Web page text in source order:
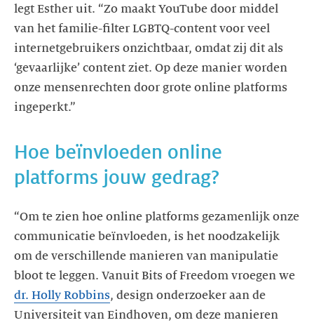
legt Esther uit. “Zo maakt YouTube door middel
van het familie-filter LGBTQ-content voor veel
internetgebruikers onzichtbaar, omdat zij dit als
‘gevaarlijke’ content ziet. Op deze manier worden
onze mensenrechten door grote online platforms
Hoe beïnvloeden online
“Om te zien hoe online platforms gezamenlijk onze
communicatie beïnvloeden, is het noodzakelijk
om de verschillende manieren van manipulatie
bloot te leggen. Vanuit Bits of Freedom vroegen we
dr. Holly Robbins, design onderzoeker aan de
Universiteit van Eindhoven, om deze manieren